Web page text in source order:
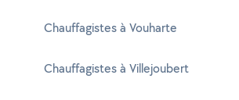
Chauffagistes à Vouharte
Chauffagistes à Villejoubert